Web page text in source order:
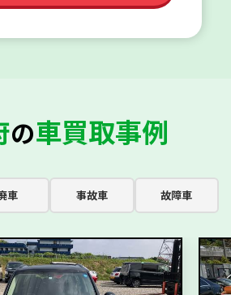
の車買取事例
車 事故車 故障車